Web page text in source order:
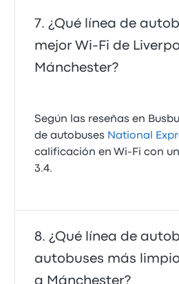
¿Qué línea de
mejor Wi‑Fi de
Mánchester?
Según las reseñas en
de autobuses National
calificación en Wi‑Fi con
3.4.
¿Qué línea de
autobuses más
a Mánchester?